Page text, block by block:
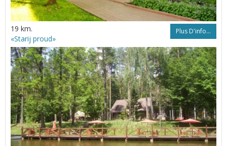
19 km. Plus D'info...
«Starij proud»